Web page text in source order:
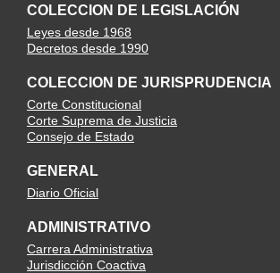
COLECCION DE LEGISLACIÓN
Leyes desde 1968
Decretos desde 1990
COLECCION DE JURISPRUDENCIA
Corte Constitucional
Corte Suprema de Justicia
Consejo de Estado
GENERAL
Diario Oficial
ADMINISTRATIVO
Carrera Administrativa
Jurisdicción Coactiva